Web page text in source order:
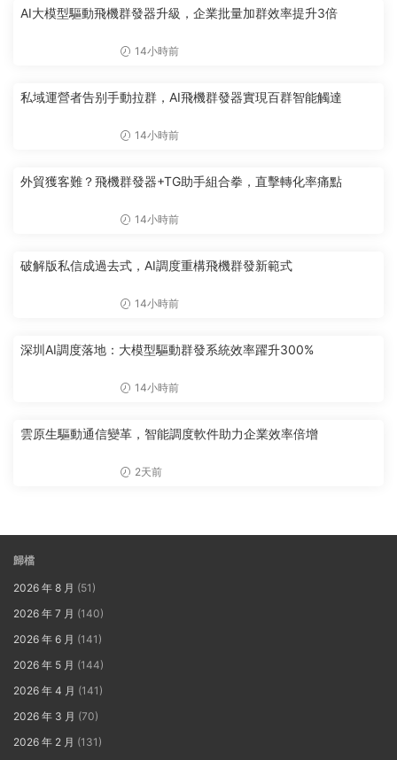
AI大模型驅動飛機群發器升級，企業批量加群效率提升3倍
14小時前
私域運營者告别手動拉群，AI飛機群發器實現百群智能觸達
14小時前
外貿獲客難？飛機群發器+TG助手組合拳，直擊轉化率痛點
14小時前
破解版私信成過去式，AI調度重構飛機群發新範式
14小時前
深圳AI調度落地：大模型驅動群發系統效率躍升300%
14小時前
雲原生驅動通信變革，智能調度軟件助力企業效率倍增
2天前
歸檔
2026 年 8 月 (51)
2026 年 7 月 (140)
2026 年 6 月 (141)
2026 年 5 月 (144)
2026 年 4 月 (141)
2026 年 3 月 (70)
2026 年 2 月 (131)